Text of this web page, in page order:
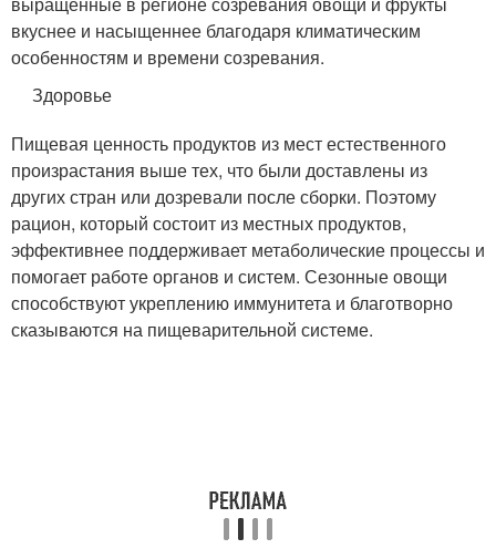
вкуснее и насыщеннее благодаря климатическим
особенностям и времени созревания.
Здоровье
Пищевая ценность продуктов из мест естественного
произрастания выше тех, что были доставлены из
других стран или дозревали после сборки. Поэтому
рацион, который состоит из местных продуктов,
эффективнее поддерживает метаболические процессы и
помогает работе органов и систем. Сезонные овощи
способствуют укреплению иммунитета и благотворно
сказываются на пищеварительной системе.